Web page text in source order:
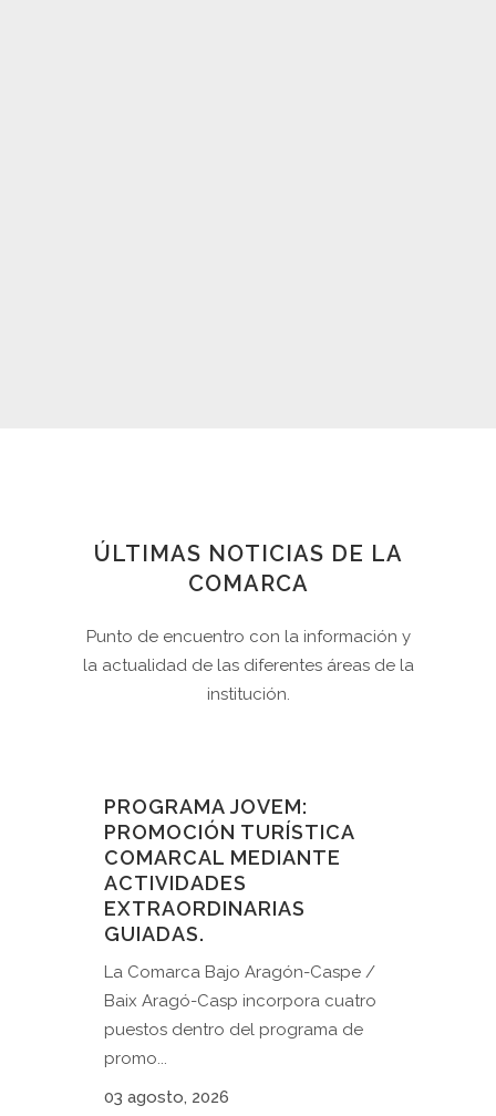
ÚLTIMAS NOTICIAS DE LA
COMARCA
Punto de encuentro con la información y
la actualidad de las diferentes áreas de la
institución.
PROGRAMA JOVEM:
PROMOCIÓN TURÍSTICA
COMARCAL MEDIANTE
ACTIVIDADES
EXTRAORDINARIAS
GUIADAS.
La Comarca Bajo Aragón-Caspe /
Baix Aragó-Casp incorpora cuatro
puestos dentro del programa de
promo...
03 agosto, 2026